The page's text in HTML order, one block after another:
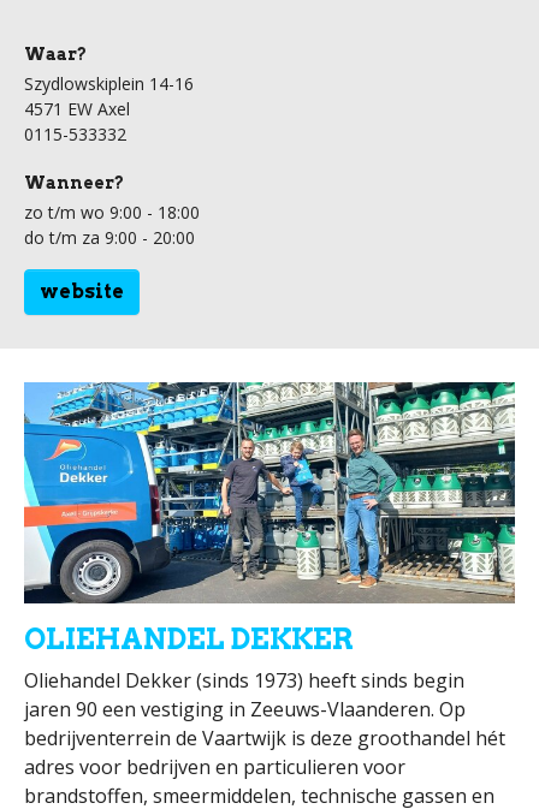
Waar?
Szydlowskiplein 14-16
4571 EW Axel
0115-533332
Wanneer?
zo t/m wo 9:00 - 18:00
do t/m za 9:00 - 20:00
website
OLIEHANDEL DEKKER
Oliehandel Dekker (sinds 1973) heeft sinds begin
jaren 90 een vestiging in Zeeuws-Vlaanderen. Op
bedrijventerrein de Vaartwijk is deze groothandel hét
adres voor bedrijven en particulieren voor
brandstoffen, smeermiddelen, technische gassen en